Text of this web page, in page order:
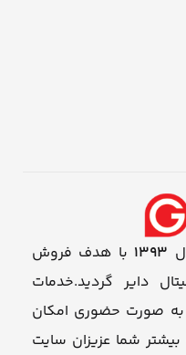
1393 با هدف فروش
دایر گردید.خدمات
به صورت حضوری امکان
بیشتر شما عزیزان سایت